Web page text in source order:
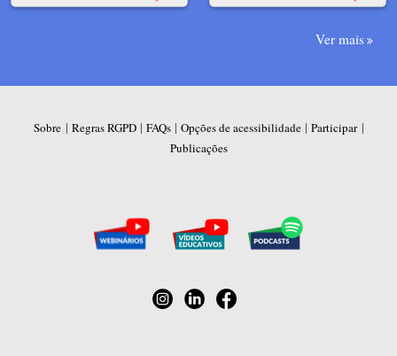
Ver mais
Sobre | Regras RGPD| FAQs| Opções de acessibilidade| Participar|
Publicações